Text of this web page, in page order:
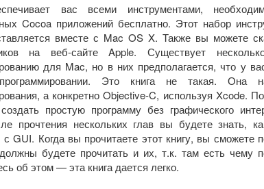
вас всеми инструментами,
Cocoa приложений бесплатно. Этот набор
вместе с Mac OS X. Также вы можете
на веб-сайте Apple. Существует
для Mac, но в них предполагается, что у
Это книга не такая. Она
а конкретно Objective-C, используя Xcode.
простую программу без графического
прочтения нескольких глав вы будете знать,
с GUI. Когда вы прочитаете этот книгу, вы сможете
будете прочитать и их, т.к. там есть чему
об этом — эта книга дается легко.